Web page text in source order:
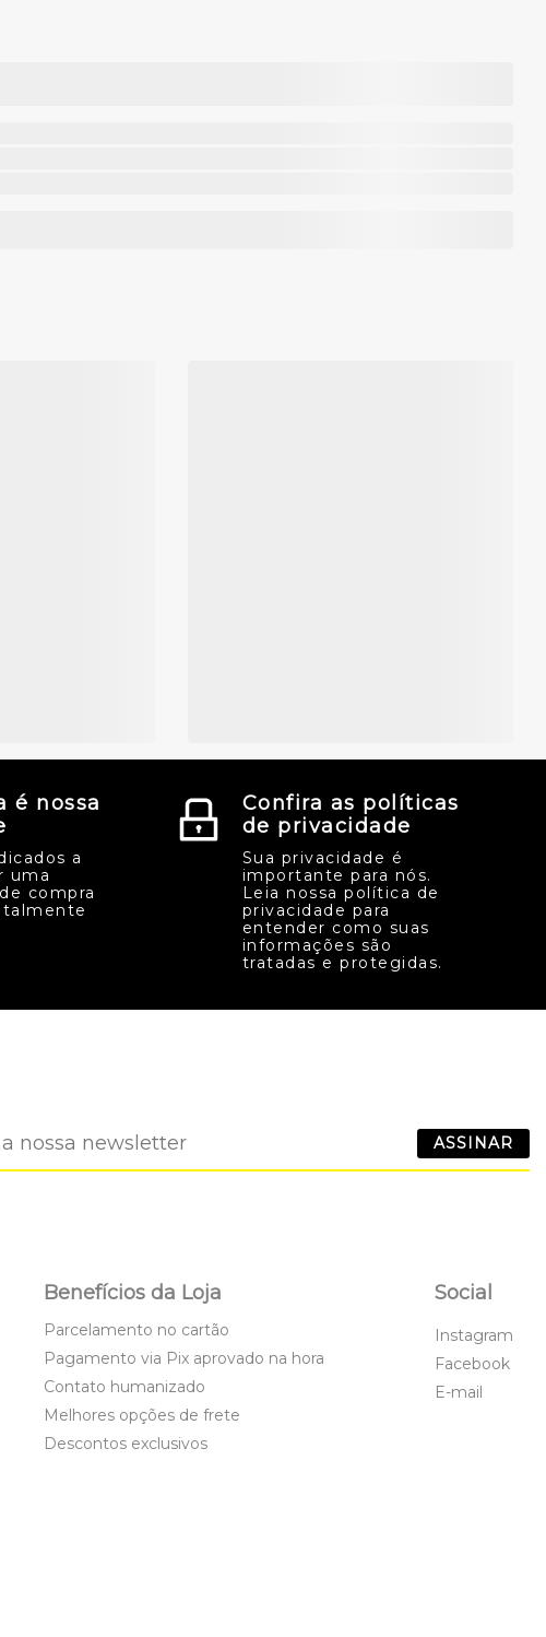
é nossa
a
uma
compra
Confira as políticas
de privacidade
Sua privacidade é
importante para nós.
Leia nossa política de
privacidade para
entender como suas
informações são
tratadas e protegidas.
ASSINAR
Benefícios da Loja
Parcelamento no cartão
Pagamento via Pix aprovado na hora
Contato humanizado
Melhores opções de frete
Descontos exclusivos
Social
Instagram
Facebook
E-mail